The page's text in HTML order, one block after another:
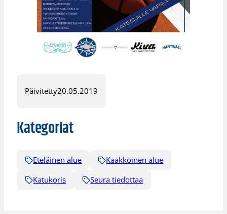
Päivitetty20.05.2019
Kategoriat
Eteläinen alue
Kaakkoinen alue
Katukoris
Seura tiedottaa